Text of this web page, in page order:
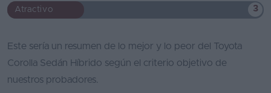
Atractivo 3
Este sería un resumen de lo mejor y lo peor del Toyota
Corolla Sedán Híbrido según el criterio objetivo de
nuestros probadores.